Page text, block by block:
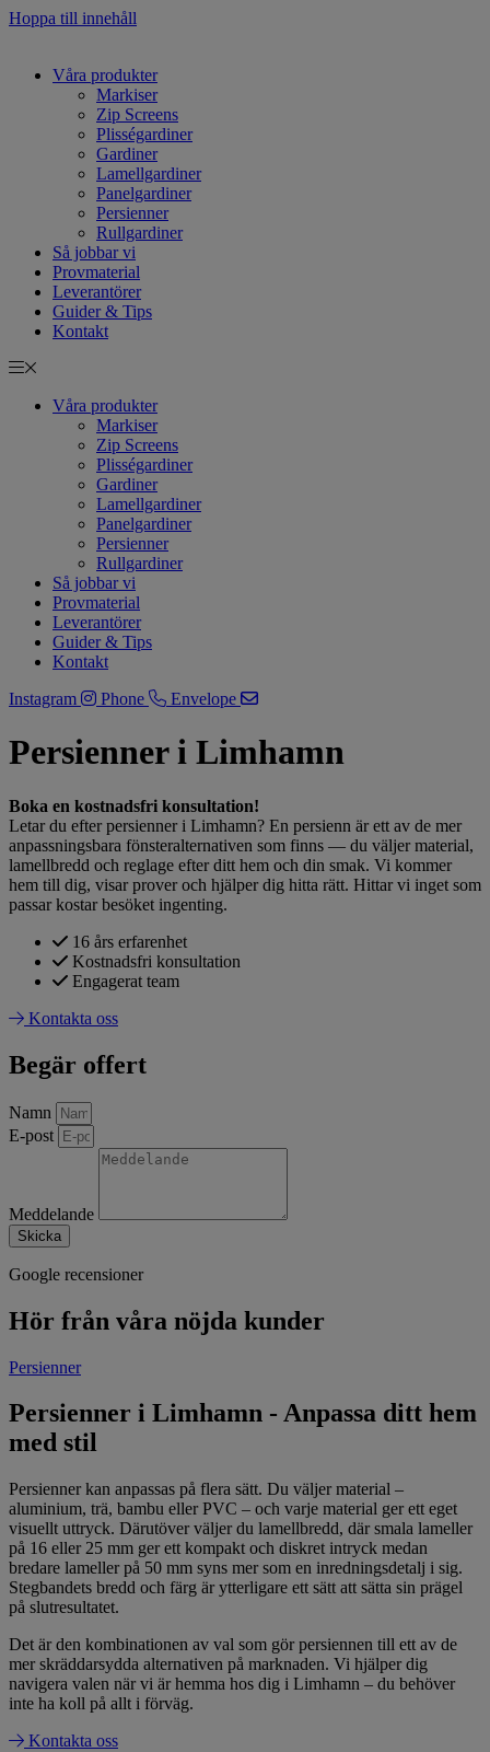
Hoppa till innehåll
Våra produkter
Markiser
Zip Screens
Plisségardiner
Gardiner
Lamellgardiner
Panelgardiner
Persienner
Rullgardiner
Så jobbar vi
Provmaterial
Leverantörer
Guider & Tips
Kontakt
Våra produkter
Markiser
Zip Screens
Plisségardiner
Gardiner
Lamellgardiner
Panelgardiner
Persienner
Rullgardiner
Så jobbar vi
Provmaterial
Leverantörer
Guider & Tips
Kontakt
Instagram
Phone Envelope
Persienner i Limhamn
Boka en kostnadsfri konsultation!
Letar du efter persienner i Limhamn? En persienn är ett av de mer
anpassningsbara fönsteralternativen som finns — du väljer material,
lamellbredd och reglage efter ditt hem och din smak. Vi kommer
hem till dig, visar prover och hjälper dig hitta rätt. Hittar vi inget som
passar kostar besöket ingenting.
16 års erfarenhet
Kostnadsfri konsultation
Engagerat team
Kontakta oss
Begär offert
Namn
E-post
Meddelande
Skicka
Google recensioner
Hör från våra nöjda kunder
Persienner
Persienner i Limhamn - Anpassa ditt hem
med stil
Persienner kan anpassas på flera sätt. Du väljer material –
aluminium, trä, bambu eller PVC – och varje material ger ett eget
visuellt uttryck. Därutöver väljer du lamellbredd, där smala lameller
på 16 eller 25 mm ger ett kompakt och diskret intryck medan
bredare lameller på 50 mm syns mer som en inredningsdetalj i sig.
Stegbandets bredd och färg är ytterligare ett sätt att sätta sin prägel
på slutresultatet.
Det är den kombinationen av val som gör persiennen till ett av de
mer skräddarsydda alternativen på marknaden. Vi hjälper dig
navigera valen när vi är hemma hos dig i Limhamn – du behöver
inte ha koll på allt i förväg.
Kontakta oss